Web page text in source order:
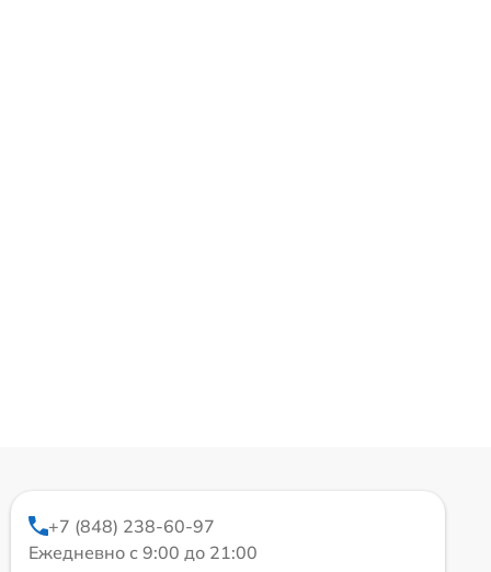
+7 (848) 238-60-97
Ежедневно с 9:00 до 21:00